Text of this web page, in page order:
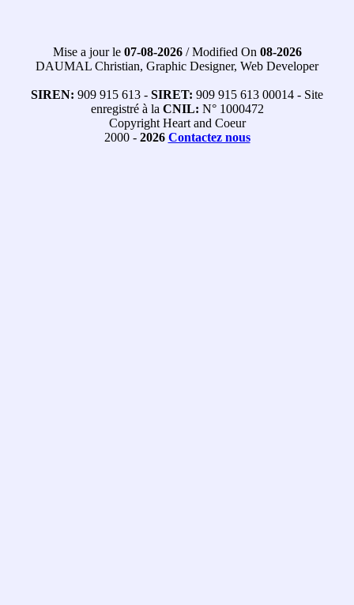
Mise a jour le 07-08-2026/ Modified On 08-2026
DAUMAL Christian, Graphic Designer, Web Developer
SIREN: 909 915 613 - SIRET: 909 915 613 00014 - Site
enregistré à la CNIL: N° 1000472
Copyright Heart and Coeur
2000 - 2026 Contactez nous